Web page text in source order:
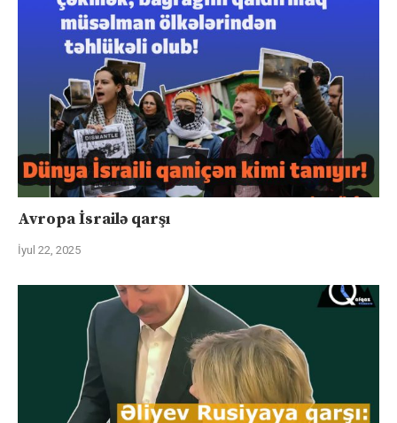
Avropa İsrailə qarşı
İyul 22, 2025